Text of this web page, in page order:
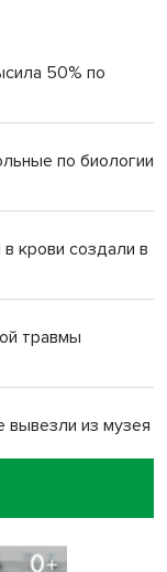
50% по
по биологии
крови создали в
травмы
вывезли из музея